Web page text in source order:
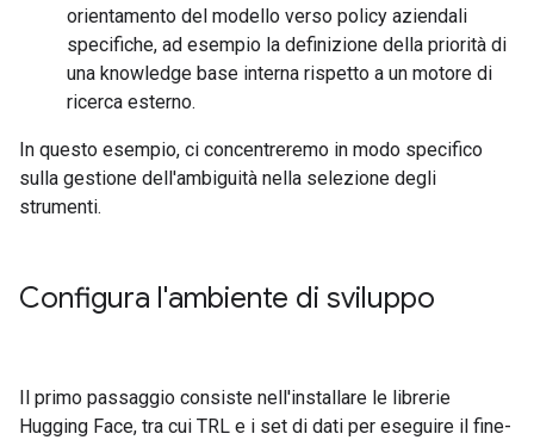
orientamento del modello verso policy aziendali
specifiche, ad esempio la definizione della priorità di
una knowledge base interna rispetto a un motore di
ricerca esterno.
In questo esempio, ci concentreremo in modo specifico
sulla gestione dell'ambiguità nella selezione degli
strumenti.
Configura l'ambiente di sviluppo
Il primo passaggio consiste nell'installare le librerie
Hugging Face, tra cui TRL e i set di dati per eseguire il fine-